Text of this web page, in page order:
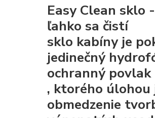
Easy Clean sklo
ľahko sa čistí
sklo kabíny je
jedinečný
ochranný povlak
, ktorého úlohou
obmedzenie